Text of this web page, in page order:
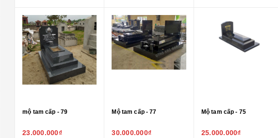
mộ tam cấp - 79
23.000.000₫
Mộ tam cấp - 77
30.000.000₫
Mộ tam cấp - 75
25.000.000₫